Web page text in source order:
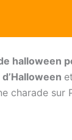
halloween
charade sur